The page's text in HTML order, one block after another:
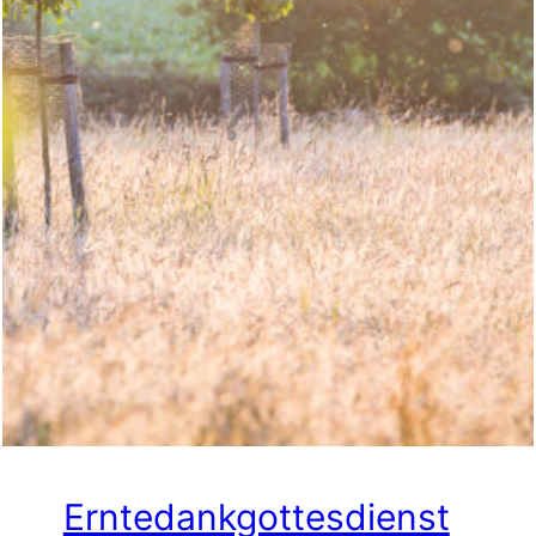
Erntedankgottesdienst